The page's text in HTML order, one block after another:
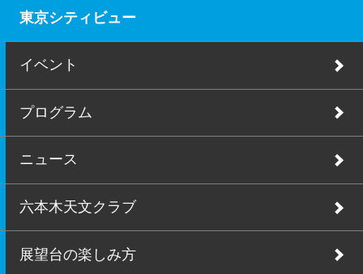
東京シティビュー
イベント
プログラム
ニュース
六本木天文クラブ
展望台の楽しみ方